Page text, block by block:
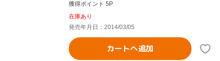
獲得ポイント 5P
在庫あり
発売年月日：2014/03/05
カートへ追加